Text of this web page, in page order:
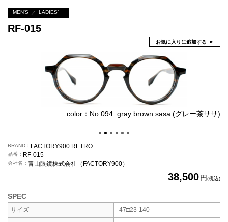
MEN'S LADIES’
RF-015
お気に入りに追加する
color：No.094: gray brown sasa (グレー茶ササ)
BRAND FACTORY900 RETRO
品番 RF-015
会社名 青山眼鏡株式会社（FACTORY900）
38,500円(税込)
SPEC
サイズ 47□23-140